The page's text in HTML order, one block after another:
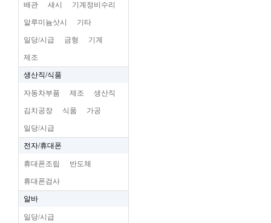
배관 새시 기계정비수리
알루미늄삿시 기타
일당/시급 금형 기계
제조
생산직/식품
자동차부품 제조 생산직
김치공장 식품 가공
일당/시급
전자/휴대폰
휴대폰조립 반도체
휴대폰검사
알바
일당/시급